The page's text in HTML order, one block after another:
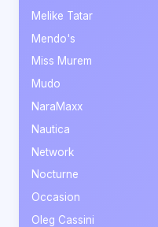
Melike Tatar
Mendo's
Miss Murem
Mudo
NaraMaxx
Nautica
Network
Nocturne
Occasion
Oleg Cassini